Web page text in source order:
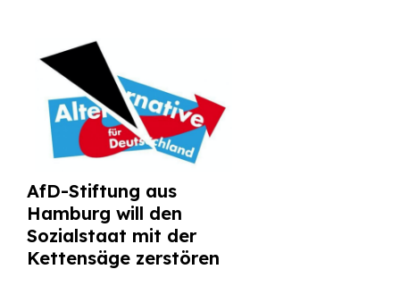
AfD-Stiftung aus
Hamburg will den
Sozialstaat mit der
Kettensäge zerstören